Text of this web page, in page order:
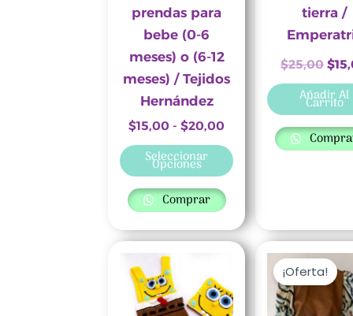
prendas para
bebe (0-6
meses) o (6-12
meses) / Tejidos
Hernández
$15,00 - $20,00
Seleccionar
Opciones
página
producto
Comprar
tierra /
$25,00 $
Añadir Al
Carrito
¡Oferta!
era: